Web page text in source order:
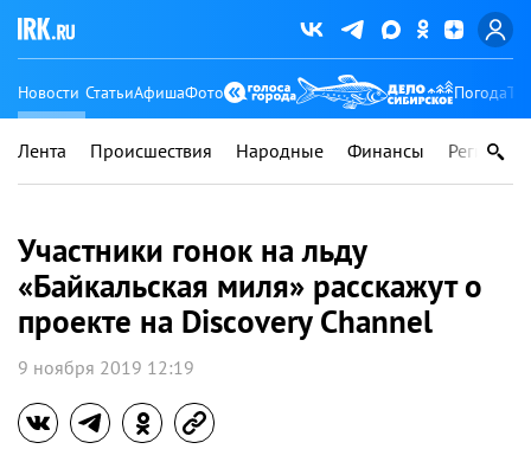
Новости СтатьиАфишаФото Погода
Лента Происшествия Народные Финансы Регионы
Участники гонок на льду
«Байкальская миля» расскажут о
проекте на Discovery Channel
9 ноября 2019 12:19